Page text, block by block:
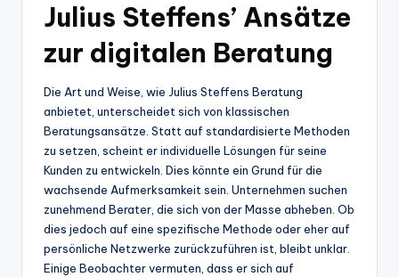
Julius Steffens’ Ansätze
zur digitalen Beratung
Die Art und Weise, wie Julius Steffens Beratung
anbietet, unterscheidet sich von klassischen
Beratungsansätze. Statt auf standardisierte Methoden
zu setzen, scheint er individuelle Lösungen für seine
Kunden zu entwickeln. Dies könnte ein Grund für die
wachsende Aufmerksamkeit sein. Unternehmen suchen
zunehmend Berater, die sich von der Masse abheben. Ob
dies jedoch auf eine spezifische Methode oder eher auf
persönliche Netzwerke zurückzuführen ist, bleibt unklar.
Einige Beobachter vermuten, dass er sich auf